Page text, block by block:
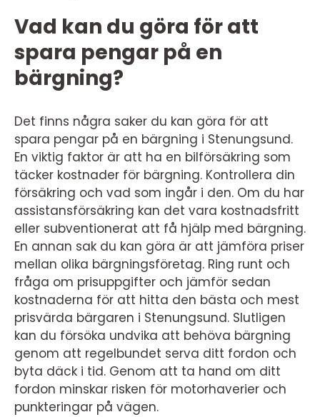
Vad kan du göra för att
spara pengar på en
bärgning?
Det finns några saker du kan göra för att
spara pengar på en bärgning i Stenungsund.
En viktig faktor är att ha en bilförsäkring som
täcker kostnader för bärgning. Kontrollera din
försäkring och vad som ingår i den. Om du har
assistansförsäkring kan det vara kostnadsfritt
eller subventionerat att få hjälp med bärgning.
En annan sak du kan göra är att jämföra priser
mellan olika bärgningsföretag. Ring runt och
fråga om prisuppgifter och jämför sedan
kostnaderna för att hitta den bästa och mest
prisvärda bärgaren i Stenungsund. Slutligen
kan du försöka undvika att behöva bärgning
genom att regelbundet serva ditt fordon och
byta däck i tid. Genom att ta hand om ditt
fordon minskar risken för motorhaverier och
punkteringar på vägen.